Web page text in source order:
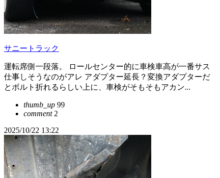
サニートラック
運転席側一段落。 ロールセンター的に車検車高が一番サス
仕事しそうなのがアレ アダプター延長？変換アダプターだ
とボルト折れるらしい上に、車検がそもそもアカン...
thumb_up 99
comment2
2025/10/22 13:22